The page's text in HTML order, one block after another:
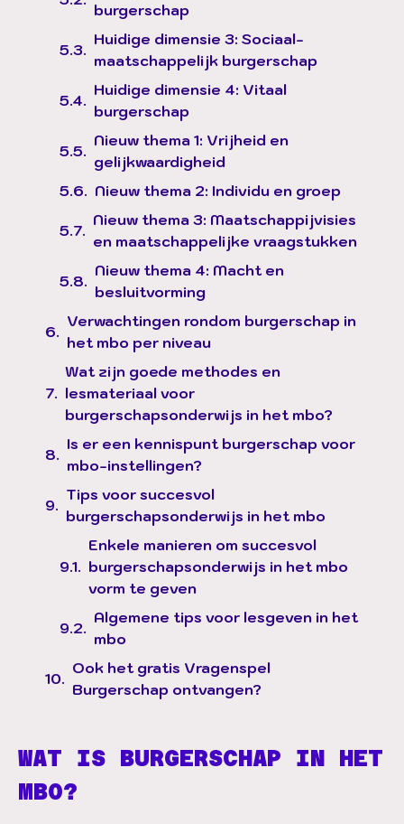
burgerschap
Huidige dimensie 3: Sociaal-
maatschappelijk burgerschap
Huidige dimensie 4: Vitaal
burgerschap
Nieuw thema 1: Vrijheid en
gelijkwaardigheid
Nieuw thema 2: Individu en groep
Nieuw thema 3: Maatschappijvisies
en maatschappelijke vraagstukken
Nieuw thema 4: Macht en
besluitvorming
Verwachtingen rondom burgerschap in
het mbo per niveau
Wat zijn goede methodes en
lesmateriaal voor
burgerschapsonderwijs in het mbo?
Is er een kennispunt burgerschap voor
mbo-instellingen?
Tips voor succesvol
burgerschapsonderwijs in het mbo
Enkele manieren om succesvol
burgerschapsonderwijs in het mbo
vorm te geven
Algemene tips voor lesgeven in het
mbo
Ook het gratis Vragenspel
Burgerschap ontvangen?
WAT IS BURGERSCHAP IN HET
MBO?